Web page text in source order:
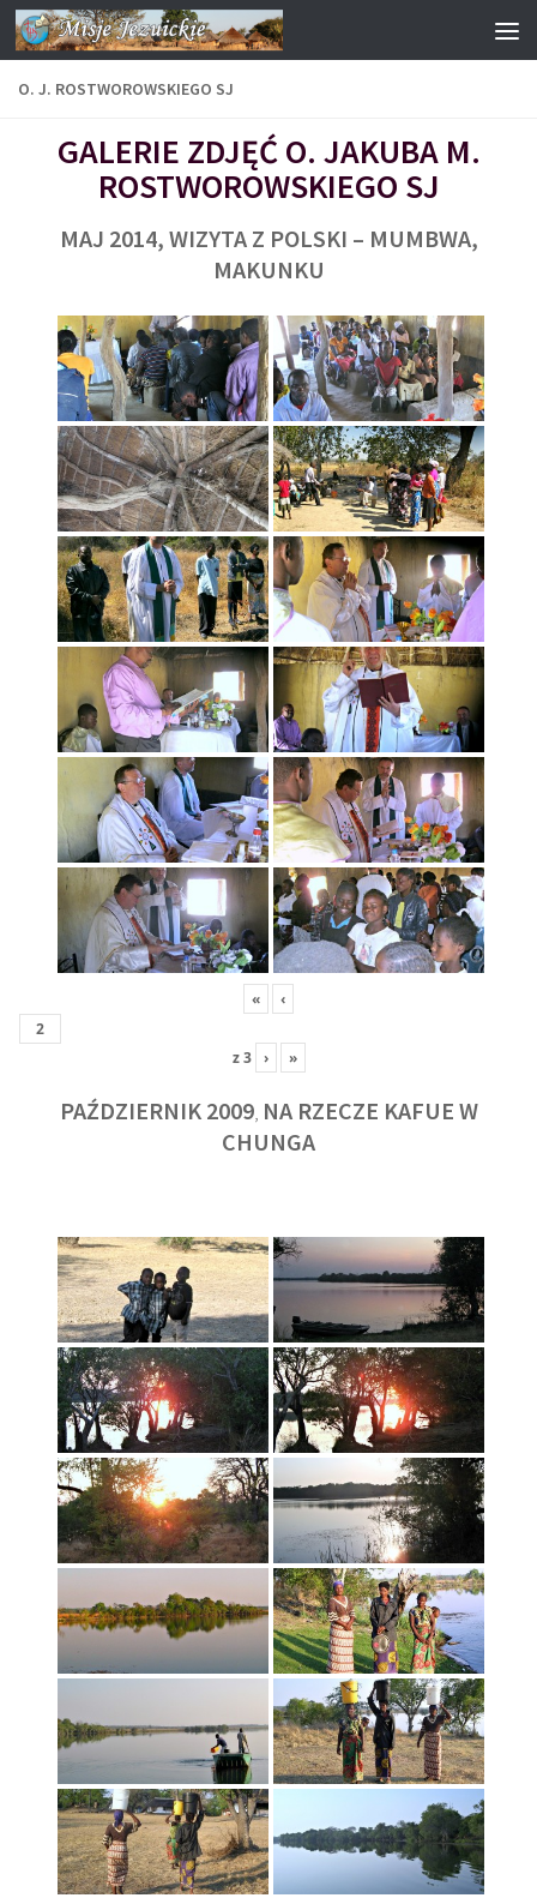
Przejdź do treści
O. J. ROSTWOROWSKIEGO SJ
GALERIE ZDJĘĆ O. JAKUBA M.
ROSTWOROWSKIEGO SJ
MAJ 2014, WIZYTA Z POLSKI – MUMBWA,
MAKUNKU
« ‹
z3 › »
PAŹDZIERNIK 2009, NA RZECZE KAFUE W
CHUNGA